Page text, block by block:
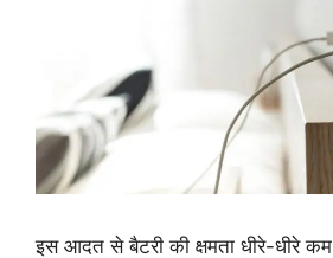
इस आदत से बैटरी की क्षमता धीरे-धीरे